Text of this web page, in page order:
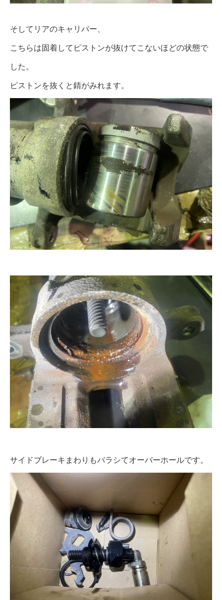
そしてリアのキャリパー、
こちらは固着してピストンが抜けてこないほどの状態で
した。
ピストンを抜くと錆がみれます。
サイドブレーキまわりもバラシてオーバーホールです。